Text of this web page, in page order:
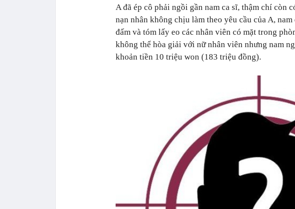
A đã ép cô phải ngồi gần nam ca sĩ, thậm chí còn
nạn nhân không chịu làm theo yêu cầu của A,
đấm và tóm lấy eo các nhân viên có mặt trong
không thể hòa giải với nữ nhân viên nhưng nam
khoản tiền 10 triệu won (183 triệu đồng).